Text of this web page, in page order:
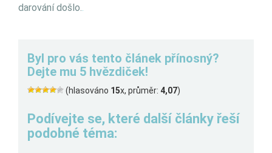
darování došlo..
Byl pro vás tento článek přínosný?
Dejte mu 5 hvězdiček!
(hlasováno 15x, průměr: 4,07)
Podívejte se, které další články řeší
podobné téma: